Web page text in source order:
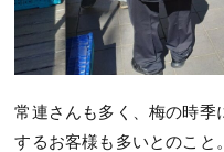
常連さんも多く、梅の時季
するお客様も多いとのこと。